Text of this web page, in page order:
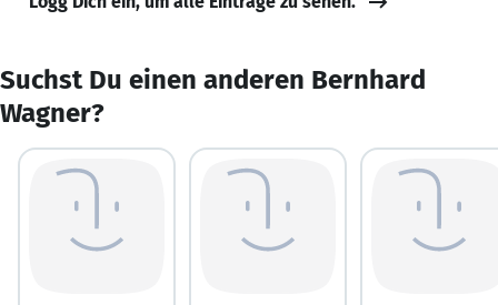
Suchst Du einen anderen Bernhard
Wagner?